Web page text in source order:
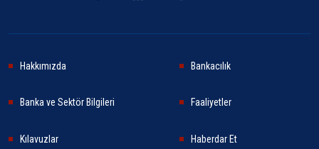
Hakkımızda Bankacılık
Banka ve Sektör Bilgileri Faaliyetler
Kılavuzlar Haberdar Et